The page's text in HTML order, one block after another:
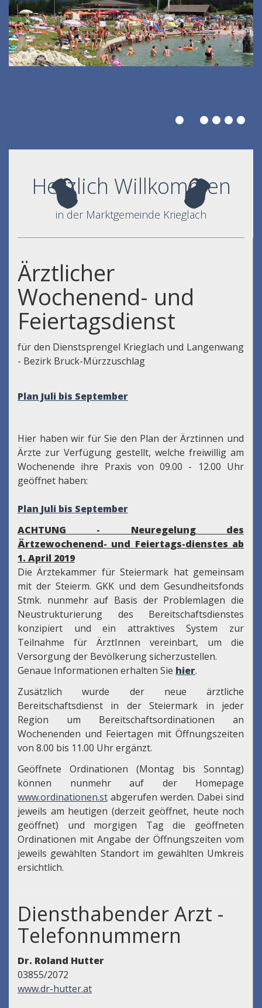
Herzlich Willkommen
in der Marktgemeinde Krieglach
Ärztlicher
Wochenend- und
Feiertagsdienst
für den Dienstsprengel Krieglach und Langenwang
- Bezirk Bruck-Mürzzuschlag
Plan Juli bis September
Hier haben wir für Sie den Plan der Ärztinnen und
Ärzte zur Verfügung gestellt, welche freiwillig am
Wochenende ihre Praxis von 09.00 - 12.00 Uhr
geöffnet haben:
Plan Juli bis September
ACHTUNG - Neuregelung des
Ärtzewochenend- und Feiertags-dienstes ab
1. April 2019
Die Ärztekammer für Steiermark hat gemeinsam
mit der Steierm. GKK und dem Gesundheitsfonds
Stmk. nunmehr auf Basis der Problemlagen die
Neustrukturierung des Bereitschaftsdienstes
konzipiert und ein attraktives System zur
Teilnahme für ÄrztInnen vereinbart, um die
Versorgung der Bevölkerung sicherzustellen.
Genaue Informationen erhalten Sie hier.
Zusätzlich wurde der neue ärztliche
Bereitschaftsdienst in der Steiermark in jeder
Region um Bereitschaftsordinationen an
Wochenenden und Feiertagen mit Öffnungszeiten
von 8.00 bis 11.00 Uhr ergänzt.
Geöffnete Ordinationen (Montag bis Sonntag)
können nunmehr auf der Homepage
www.ordinationen.st abgerufen werden. Dabei sind
jeweils am heutigen (derzeit geöffnet, heute noch
geöffnet) und morgigen Tag die geöffneten
Ordinationen mit Angabe der Öffnungszeiten vom
jeweils gewählten Standort im gewählten Umkreis
ersichtlich.
Diensthabender Arzt -
Telefonnummern
Dr. Roland Hutter
03855/2072
www.dr-hutter.at